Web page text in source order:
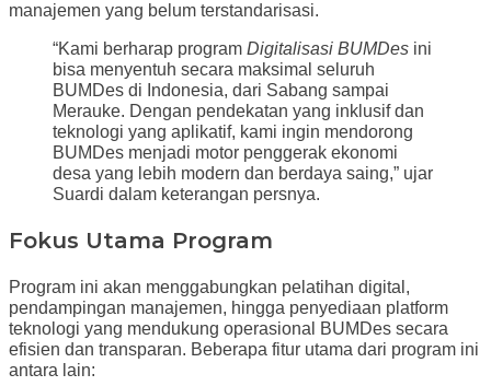
manajemen yang belum terstandarisasi.
“Kami berharap program Digitalisasi BUMDes ini
bisa menyentuh secara maksimal seluruh
BUMDes di Indonesia, dari Sabang sampai
Merauke. Dengan pendekatan yang inklusif dan
teknologi yang aplikatif, kami ingin mendorong
BUMDes menjadi motor penggerak ekonomi
desa yang lebih modern dan berdaya saing,” ujar
Suardi dalam keterangan persnya.
Fokus Utama Program
Program ini akan menggabungkan pelatihan digital,
pendampingan manajemen, hingga penyediaan platform
teknologi yang mendukung operasional BUMDes secara
efisien dan transparan. Beberapa fitur utama dari program ini
antara lain: